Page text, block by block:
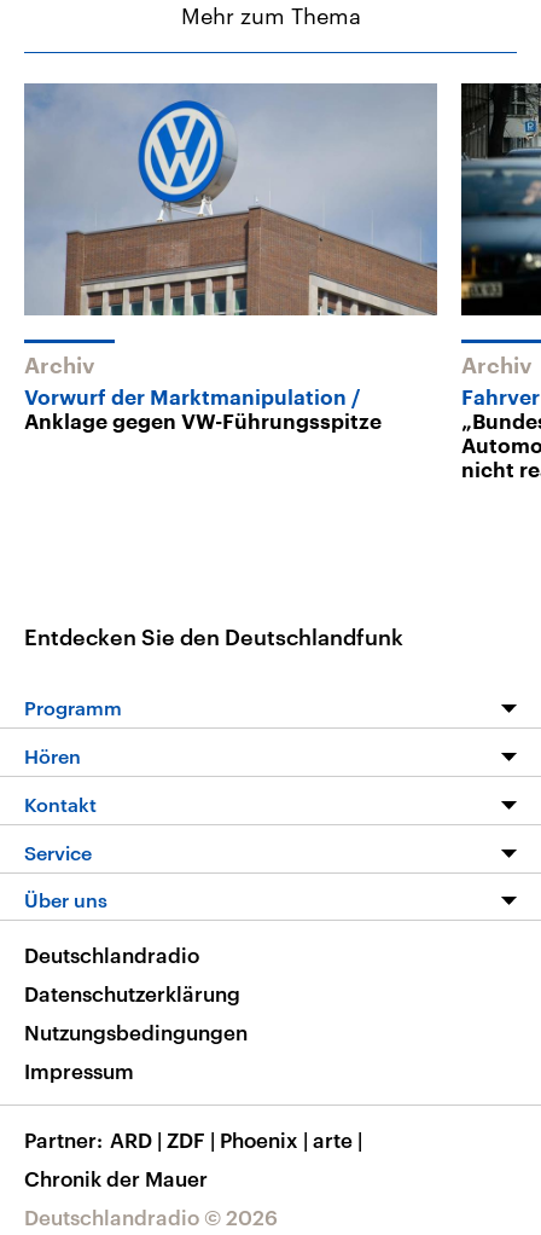
Mehr zum Thema
Archiv
Vorwurf der Marktmanipulation
Anklage gegen VW-Führungsspitze
Archiv
nicht
Entdecken Sie den Deutschlandfunk
Programm
Die Nachrichten
Nachrichtenleicht
Neue Beiträge auf dlf.de
Hören
Livestream
Podcasts
Deutschlandfunk App
Nachrichten App
Frequenzen
Kontakt
Service
FAQ
Veranstaltungen
Musikliste
RSS
Über uns
Barrierefreiheit
Deutschlandradio © 2026
Deutschlandradio
Datenschutzerklärung
Nutzungsbedingungen
Impressum
Partner ARD | ZDF | Phoenix | arte |
Chronik der Mauer